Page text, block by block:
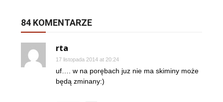
84 KOMENTARZE
rta
17 listopada 2014 at 20:24
uf…. w na porębach juz nie ma skiminy może
będą zminany:)